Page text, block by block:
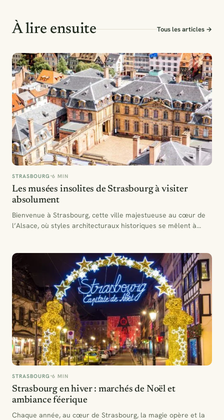
À lire ensuite Tous les articles →
STRASBOURG 6 MIN
Les musées insolites de Strasbourg à visiter
absolument
Bienvenue à Strasbourg, cette ville majestueuse au cœur de
l’Alsace, où styles architecturaux historiques se mêlent à
STRASBOURG 6 MIN
Strasbourg en hiver : marchés de Noël et
ambiance féerique
Chaque année, au cœur de Strasbourg, la magie opère et la